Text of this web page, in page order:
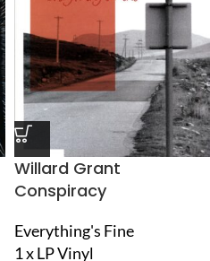
Willard Grant
Conspiracy
Everything's Fine
1 x LP Vinyl